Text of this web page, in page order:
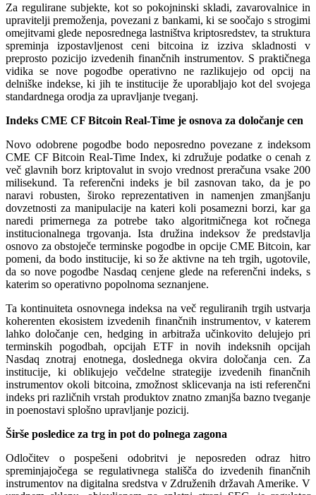
Za regulirane subjekte, kot so pokojninski skladi, zavarovalnice in
upravitelji premoženja, povezani z bankami, ki se soočajo s strogimi
omejitvami glede neposrednega lastništva kriptosredstev, ta struktura
spreminja izpostavljenost ceni bitcoina iz izziva skladnosti v
preprosto pozicijo izvedenih finančnih instrumentov. S praktičnega
vidika se nove pogodbe operativno ne razlikujejo od opcij na
delniške indekse, ki jih te institucije že uporabljajo kot del svojega
standardnega orodja za upravljanje tveganj.
Indeks CME CF Bitcoin Real-Time je osnova za določanje cen
Novo odobrene pogodbe bodo neposredno povezane z indeksom
CME CF Bitcoin Real-Time Index, ki združuje podatke o cenah z
več glavnih borz kriptovalut in svojo vrednost preračuna vsake 200
milisekund. Ta referenčni indeks je bil zasnovan tako, da je po
naravi robusten, široko reprezentativen in namenjen zmanjšanju
dovzetnosti za manipulacije na kateri koli posamezni borzi, kar ga
naredi primernega za potrebe tako algoritmičnega kot ročnega
institucionalnega trgovanja. Ista družina indeksov že predstavlja
osnovo za obstoječe terminske pogodbe in opcije CME Bitcoin, kar
pomeni, da bodo institucije, ki so že aktivne na teh trgih, ugotovile,
da so nove pogodbe Nasdaq cenjene glede na referenčni indeks, s
katerim so operativno popolnoma seznanjene.
Ta kontinuiteta osnovnega indeksa na več reguliranih trgih ustvarja
koherenten ekosistem izvedenih finančnih instrumentov, v katerem
lahko določanje cen, hedging in arbitraža učinkovito delujejo pri
terminskih pogodbah, opcijah ETF in novih indeksnih opcijah
Nasdaq znotraj enotnega, doslednega okvira določanja cen. Za
institucije, ki oblikujejo večdelne strategije izvedenih finančnih
instrumentov okoli bitcoina, zmožnost sklicevanja na isti referenčni
indeks pri različnih vrstah produktov znatno zmanjša bazno tveganje
in poenostavi splošno upravljanje pozicij.
Širše posledice za trg in pot do polnega zagona
Odločitev o pospešeni odobritvi je neposreden odraz hitro
spreminjajočega se regulativnega stališča do izvedenih finančnih
instrumentov na digitalna sredstva v Združenih državah Amerike. V